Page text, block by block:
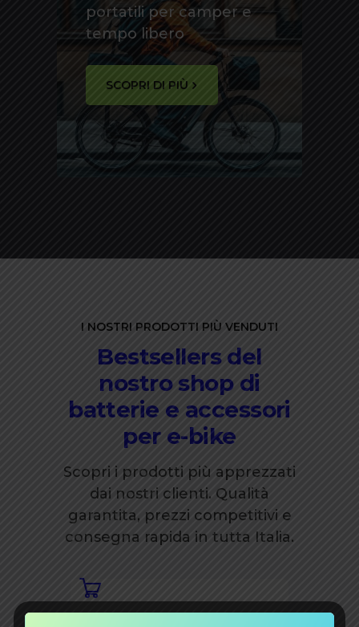
portatili per camper e
tempo libero
SCOPRI DI PIÙ
I NOSTRI PRODOTTI PIÙ VENDUTI
Bestsellers del
nostro shop di
batterie e accessori
per e-bike
Scopri i prodotti più apprezzati
dai nostri clienti. Qualità
garantita, prezzi competitivi e
consegna rapida in tutta Italia.